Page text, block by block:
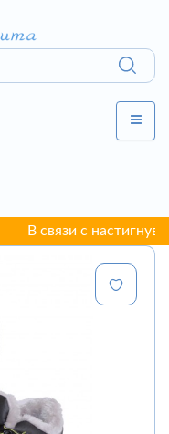
В связи с